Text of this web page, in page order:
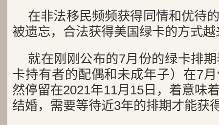
在非法移民频频获得同情和优待
被遗忘，合法获得美国绿卡的方式
就在刚刚公布的7月份的绿卡排
卡持有者的配偶和未成年子）在7
然停留在2021年11月15日，着意味
结婚，需要等待近3年的排期才能获